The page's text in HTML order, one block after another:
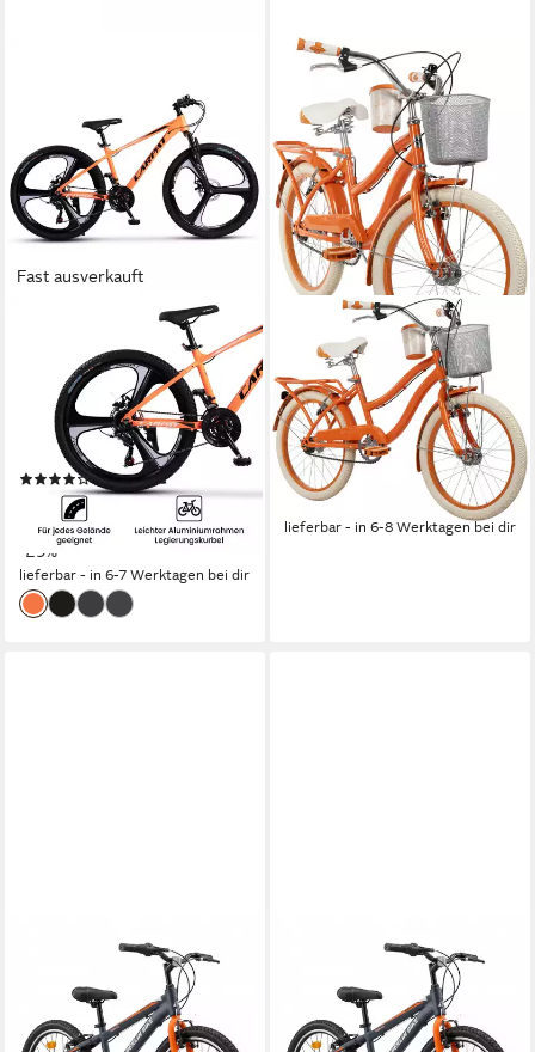
Fast ausverkauft
Mountainbike 26 27.5 Zoll
Fahrrad für Herren Damen
Gänge
120 kg Zul. Gesamtgewicht
Aluminium
Rahmen
(5)
349,99 €
489,99 €
17,38 €mtl. in 24 Raten
-29%
lieferbar - in 6-7 Werktagen bei dir
Jugendfahrrad Deluxe 20-Zoll
Fahrrad, Orange
27 cm Rahmenhöhe
62,3 kg Zul. Gesamtgewicht
Stahl Rahmen
289,99 €
14,40 €
mtl. in 24 Raten
lieferbar - in 6-8 Werktagen bei dir